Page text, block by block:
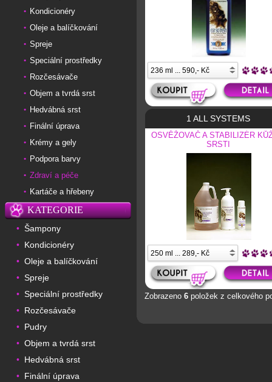
• Kondicionéry
• Oleje a balíčkování
• Spreje
• Speciální prostředky
• Rozčesávače
• Objem a tvrdá srst
• Hedvábná srst
• Finální úprava
• Krémy a gely
• Podpora barvy
• Zdraví a péče
• Kartáče a hřebeny
KATEGORIE
• Šampony
• Kondicionéry
• Oleje a balíčkování
• Spreje
• Speciální prostředky
• Rozčesávače
• Pudry
• Objem a tvrdá srst
• Hedvábná srst
• Finální úprava
1 ALL SYSTEMS
OSVĚŽOVAČ A STABILIZÉR
SRSTI
Zobrazeno 6 položek z celkového